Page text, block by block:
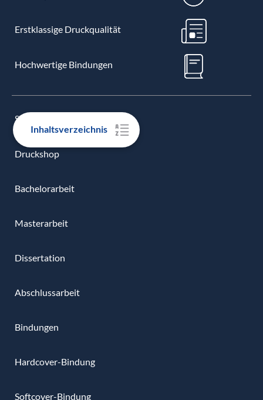
Inhaltsverzeichnis
Erstklassige Druckqualität
Hochwertige Bindungen
STUDIENARBEITEN
Druckshop
Bachelorarbeit
Masterarbeit
Dissertation
Abschlussarbeit
Bindungen
Hardcover-Bindung
Softcover-Bindung